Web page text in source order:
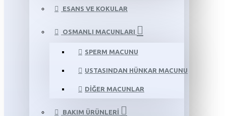
ESANS VE KOKULAR
OSMANLI MACUNLARI
SPERM MACUNU
USTASINDAN HÜNKAR MACUNU
DIĞER MACUNLAR
BAKIM ÜRÜNLERI